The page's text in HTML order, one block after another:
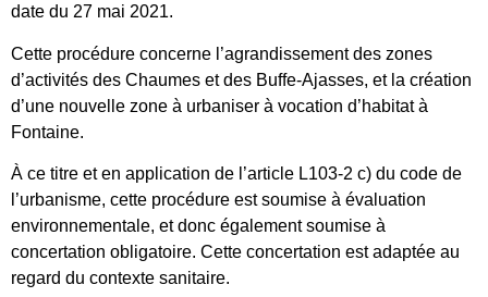
date du 27 mai 2021.
Cette procédure concerne l’agrandissement des zones
d’activités des Chaumes et des Buffe-Ajasses, et la création
d’une nouvelle zone à urbaniser à vocation d’habitat à
Fontaine.
À ce titre et en application de l’article L103-2 c) du code de
l’urbanisme, cette procédure est soumise à évaluation
environnementale, et donc également soumise à
concertation obligatoire. Cette concertation est adaptée au
regard du contexte sanitaire.